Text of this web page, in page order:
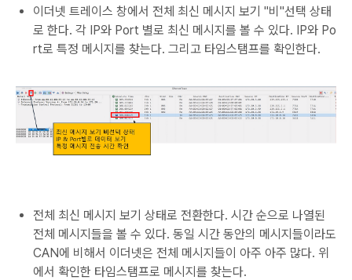
이더넷 트레이스 창에서 전체 최신 메시지 보기 "비"선택 상태
로 한다. 각 IP와 Port 별로 최신 메시지를 볼 수 있다. IP와 Po
rt로 특정 메시지를 찾는다. 그리고 타임스탬프를 확인한다.
전체 최신 메시지 보기 상태로 전환한다. 시간 순으로 나열된
전체 메시지들을 볼 수 있다. 동일 시간 동안의 메시지들이라도
CAN에 비해서 이더넷은 전체 메시지들이 아주 아주 많다. 위
에서 확인한 타임스탬프로 메시지를 찾는다.